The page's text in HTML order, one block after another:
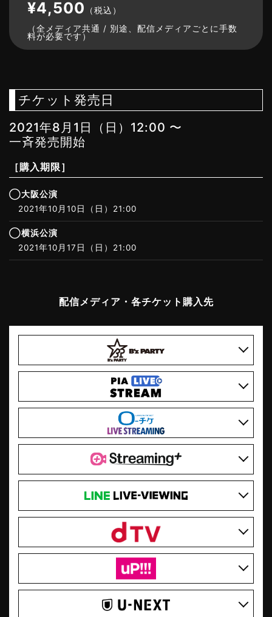
¥4,500
（税込）
（全メディア共通 / 別途、配信メディアごとに手数
料が必要です）
チケット発売日
2021年8月1日（日）12:00 〜
一斉発売開始
［購入期限］
◯大阪公演
2021年10月10日（日）21:00
◯横浜公演
2021年10月17日（日）21:00
配信メディア・各チケット購入先